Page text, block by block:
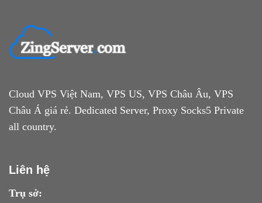
Cloud VPS Việt Nam, VPS US, VPS Châu Âu, VPS
Châu Á giá rẻ. Dedicated Server, Proxy Socks5 Private
all country.
Liên hệ
Trụ sở: